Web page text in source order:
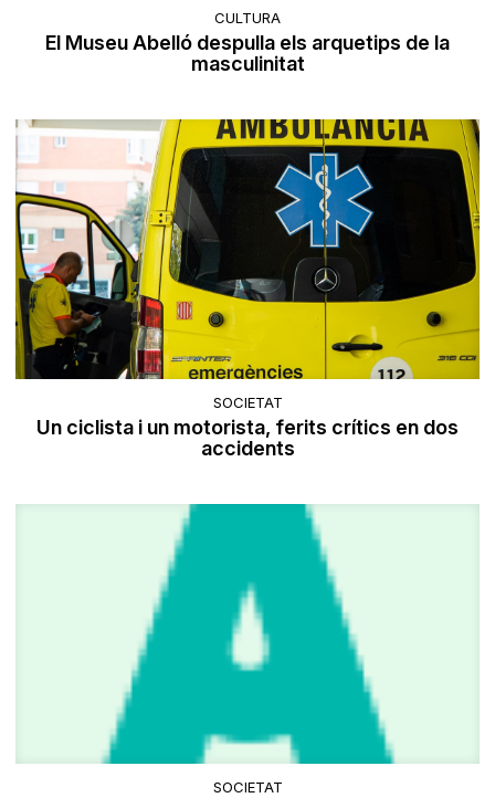
CULTURA
​El Museu Abelló despulla els arquetips de la
masculinitat
SOCIETAT
Un ciclista i un motorista, ferits crítics en dos
accidents
SOCIETAT